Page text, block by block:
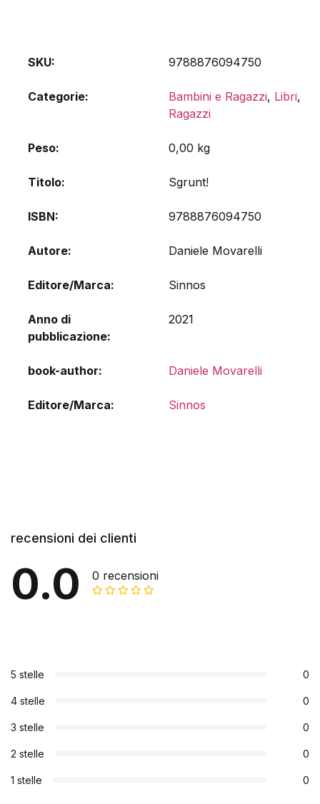
SKU: 9788876094750
Categorie: Bambini e Ragazzi, Libri,
Ragazzi
Peso 0,00 kg
Titolo Sgrunt!
ISBN 9788876094750
Autore Daniele Movarelli
Editore/Marca Sinnos
Anno di
pubblicazione
2021
book-author Daniele Movarelli
Editore/Marca Sinnos
recensioni dei clienti
0.0 0 recensioni
5 stelle 0
4 stelle 0
3 stelle 0
2 stelle 0
1 stelle 0